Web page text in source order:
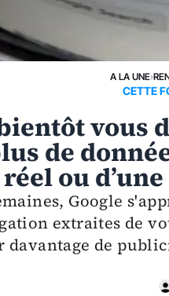
A LA UNE›
CETTE
vous
de
ou
Google
extraites de
davantage de